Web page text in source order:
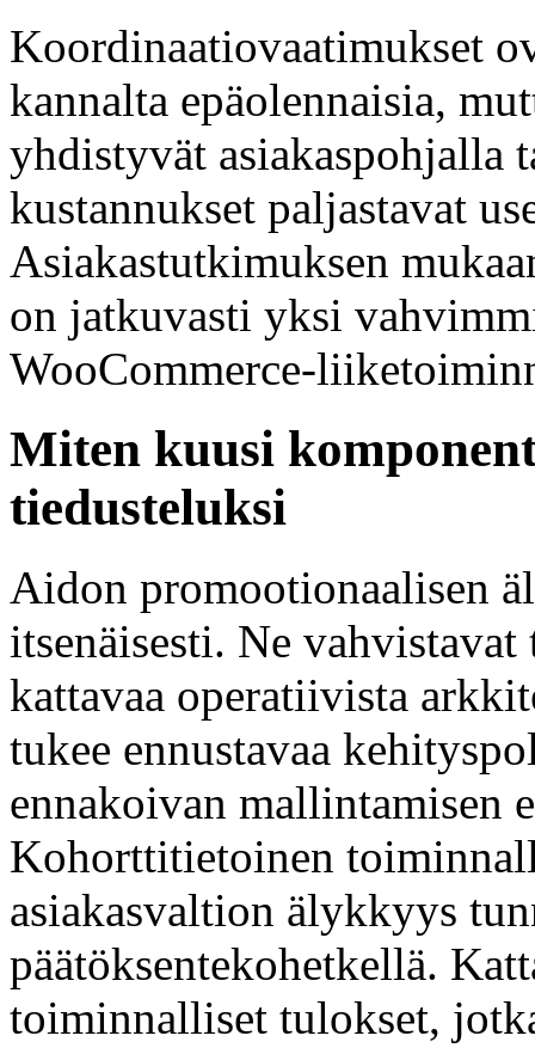
Koordinaatiovaatimukset
kannalta epäolennaisia,
yhdistyvät asiakaspohjalla
kustannukset paljastavat
Asiakastutkimuksen
on jatkuvasti yksi
WooCommerce-
Miten kuusi
tiedusteluksi
Aidon promootionaalisen
itsenäisesti. Ne
kattavaa operatiivista
tukee ennustavaa
ennakoivan mallintamisen
Kohorttitietoinen
asiakasvaltion älykkyys
päätöksentekohetkellä.
toiminnalliset tulokset,